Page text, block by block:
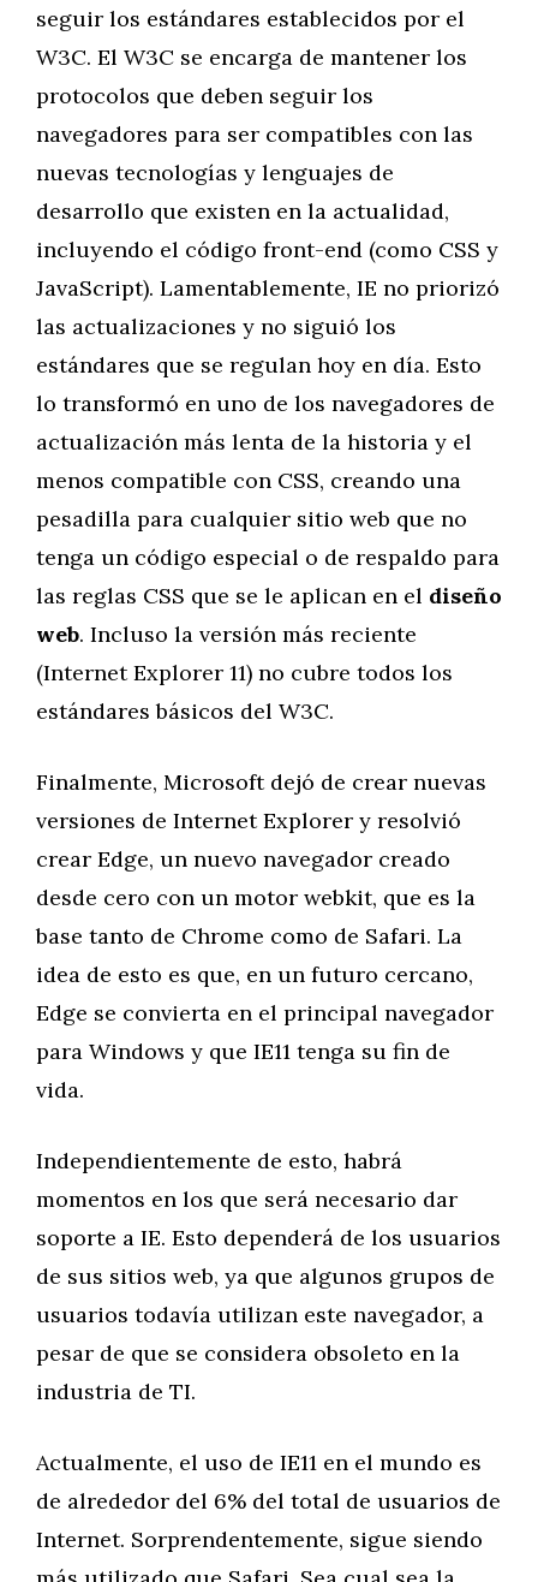
seguir los estándares establecidos por el
W3C. El W3C se encarga de mantener los
protocolos que deben seguir los
navegadores para ser compatibles con las
nuevas tecnologías y lenguajes de
desarrollo que existen en la actualidad,
incluyendo el código front-end (como CSS y
JavaScript). Lamentablemente, IE no priorizó
las actualizaciones y no siguió los
estándares que se regulan hoy en día. Esto
lo transformó en uno de los navegadores de
actualización más lenta de la historia y el
menos compatible con CSS, creando una
pesadilla para cualquier sitio web que no
tenga un código especial o de respaldo para
las reglas CSS que se le aplican en el diseño
web. Incluso la versión más reciente
(Internet Explorer 11) no cubre todos los
estándares básicos del W3C.
Finalmente, Microsoft dejó de crear nuevas
versiones de Internet Explorer y resolvió
crear Edge, un nuevo navegador creado
desde cero con un motor webkit, que es la
base tanto de Chrome como de Safari. La
idea de esto es que, en un futuro cercano,
Edge se convierta en el principal navegador
para Windows y que IE11 tenga su fin de
vida.
Independientemente de esto, habrá
momentos en los que será necesario dar
soporte a IE. Esto dependerá de los usuarios
de sus sitios web, ya que algunos grupos de
usuarios todavía utilizan este navegador, a
pesar de que se considera obsoleto en la
industria de TI.
Actualmente, el uso de IE11 en el mundo es
de alrededor del 6% del total de usuarios de
Internet. Sorprendentemente, sigue siendo